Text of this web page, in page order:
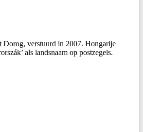
Dorog, verstuurd in 2007. Hongarije
als landsnaam op postzegels.